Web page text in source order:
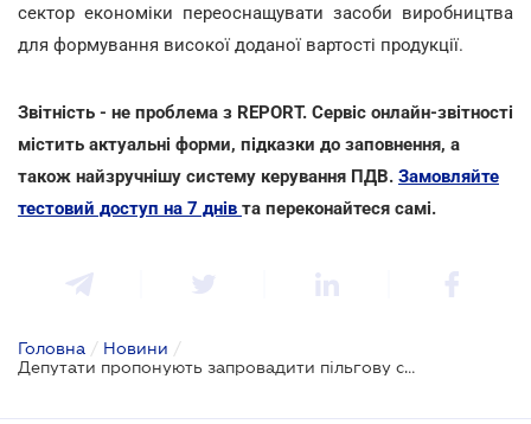
сектор економіки переоснащувати засоби виробництва
для формування високої доданої вартості продукції.
Звітність - не проблема з REPORT. Сервіс онлайн-звітності
містить актуальні форми, підказки до заповнення, а
також найзручнішу систему керування ПДВ. Замовляйте
тестовий доступ на 7 днів та переконайтеся самі.
Головна / Новини /
Депутати пропонують запровадити пільгову ставку ПДВ при ввезенні обладнання для промвиробництва